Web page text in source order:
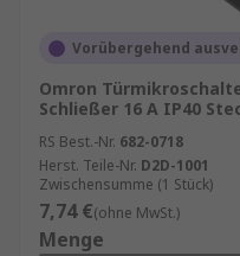
Vorübergehend
Omron
Schließer 16 A IP40
RS Best.-Nr. 682-0718
Herst. Teile-Nr. D2D-1001
Zwischensumme (1 Stück)
7,74 €(ohne MwSt.)
Menge